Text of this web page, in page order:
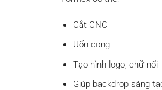
Cắt CNC
Uốn cong
Tạo hình logo, chữ nổi
Giúp backdrop sáng